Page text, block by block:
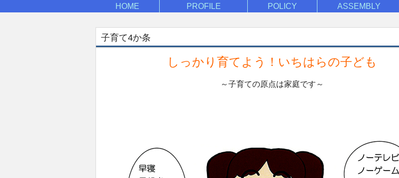
HOME
PROFILE
POLICY
ASSEMBLY
子育て4か条
しっかり育てよう！いちはらの子ども
～子育ての原点は家庭です～